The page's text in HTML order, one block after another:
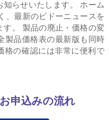
らせいたします。 ホーム
、最新のビドーニュースを
す。 製品の廃止・価格の変
製品価格表の最新版も同時
格の確認には非常に便利で
申込みの流れ